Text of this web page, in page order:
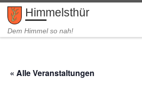
Zum Inhalt springen
Himmelsthür
Dem Himmel so nah!
« Alle Veranstaltungen